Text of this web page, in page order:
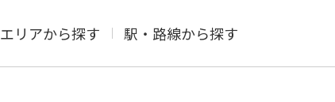
エリアから探す 駅・路線から探す